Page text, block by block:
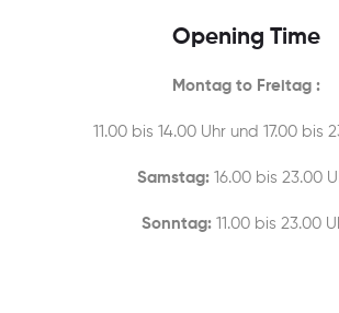
Opening Time
Montag to Freitag :
11.00 bis 14.00 Uhr und 17.00 bis
Samstag: 16.00 bis 23.00
Sonntag:11.00 bis 23.00